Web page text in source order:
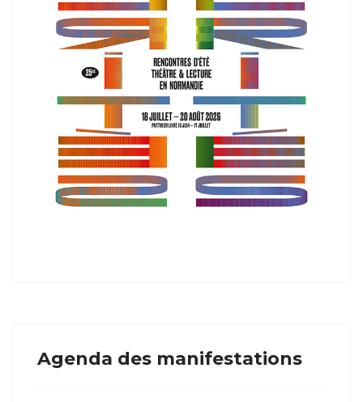
Agenda des manifestations